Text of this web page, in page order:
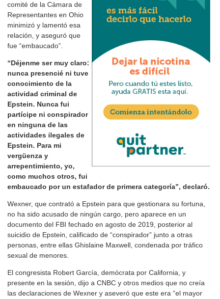
comité de la Cámara de
Representantes en Ohio
minimizó y lamentó esa
relación, y aseguró que
fue “embaucado”.
“Déjenme ser muy claro:
nunca presencié ni tuve
conocimiento de la
actividad criminal de
Epstein. Nunca fui
partícipe ni conspirador
en ninguna de las
actividades ilegales de
Epstein. Para mi
vergüenza y
arrepentimiento, yo,
como muchos otros, fui
embaucado por un estafador de primera categoría”, declaró.
Wexner, que contrató a Epstein para que gestionara su fortuna,
no ha sido acusado de ningún cargo, pero aparece en un
documento del FBI fechado en agosto de 2019, posterior al
suicidio de Epstein, calificado de “conspirador” junto a otras
personas, entre ellas Ghislaine Maxwell, condenada por tráfico
sexual de menores.
El congresista Robert García, demócrata por California, y
presente en la sesión, dijo a CNBC y otros medios que no creía
las declaraciones de Wexner y aseveró que este era “el mayor